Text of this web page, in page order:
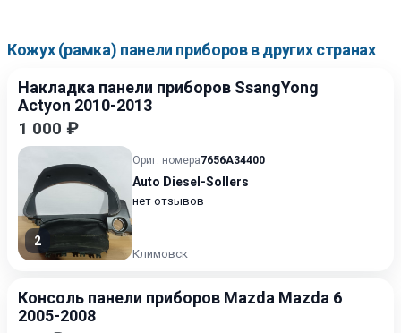
Кожух (рамка) панели приборов в других странах
Накладка панели приборов SsangYong
Actyon 2010-2013
1 000 ₽
2
Ориг. номера7656A34400
Auto Diesel-Sollers
нет отзывов
Климовск
Консоль панели приборов Mazda Mazda 6
2005-2008